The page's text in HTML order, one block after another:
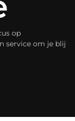
op
service om je blij